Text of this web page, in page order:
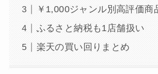
￥1,000ジャンル別高評価商
ふるさと納税も1店舗扱い
楽天の買い回りまとめ